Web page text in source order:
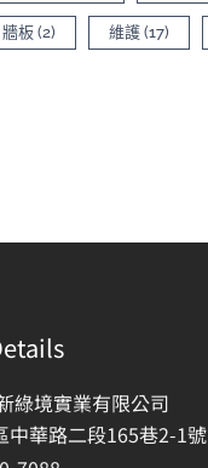
牆板 (2) 維護 (17)
綠境實業有限公司
中華路二段165巷2-1號